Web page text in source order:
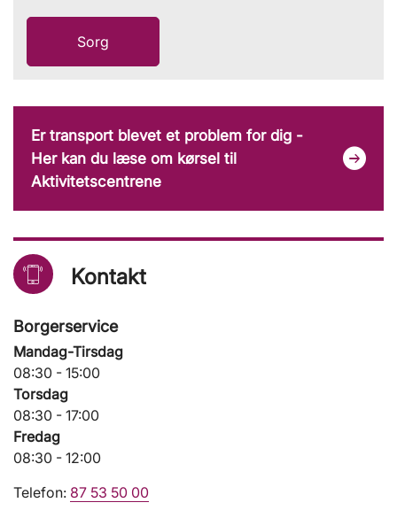
Sorg
Er transport blevet et problem for dig -
Her kan du læse om kørsel til
Aktivitetscentrene
Kontakt
Borgerservice
Mandag-Tirsdag
08:30 - 15:00
Torsdag
08:30 - 17:00
Fredag
08:30 - 12:00
Telefon: 87 53 50 00